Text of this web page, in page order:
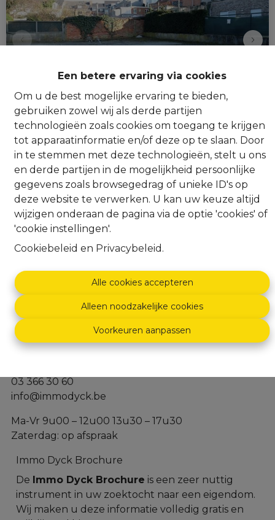
Een betere ervaring via cookies
Om u de best mogelijke ervaring te bieden,
gebruiken zowel wij als derde partijen
technologieën zoals cookies om toegang te krijgen
tot apparaatinformatie en/of deze op te slaan. Door
in te stemmen met deze technologieën, stelt u ons
en derde partijen in de mogelijkheid persoonlijke
gegevens zoals browsegedrag of unieke ID's op
deze website te verwerken. U kan uw keuze altijd
wijzigen onderaan de pagina via de optie 'cookies' of
'cookie instellingen'.
Cookiebeleid en Privacybeleid .
Alle cookies accepteren
Alleen noodzakelijke cookies
Voorkeuren aanpassen
Buitenstaanplaats
Dasstraat 18, 2160 Wommelgem | Ref: 5299
€ 30 /maand
03 366 30 60
info@immodyck.be
Ma-Vr 9u00 – 12u00 13u30 – 17u30
Zaterdag: op afspraak
Immo Dyck Brochure
De Immo Dyck Brochure is een zeer nuttig
instrument in uw zoektocht naar een eigendom.
Wij maken u deze informatie volledig gratis en